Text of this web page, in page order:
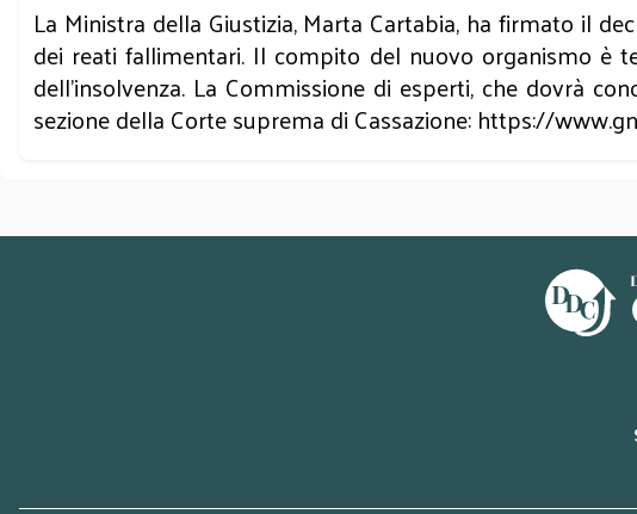
La Ministra della Giustizia, Marta Cartabia, ha firmato il
dei reati fallimentari. Il compito del nuovo organismo è
dell’insolvenza. La Commissione di esperti, che dovrà
sezione della Corte suprema di Cassazione:https://